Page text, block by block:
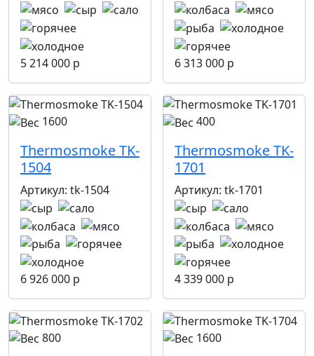
5 214 000 р 6 313 000 р
1600
Thermosmoke TK-
1504
Артикул: tk-1504
6 926 000 р
400
Thermosmoke TK-
1701
Артикул: tk-1701
4 339 000 р
800 1600